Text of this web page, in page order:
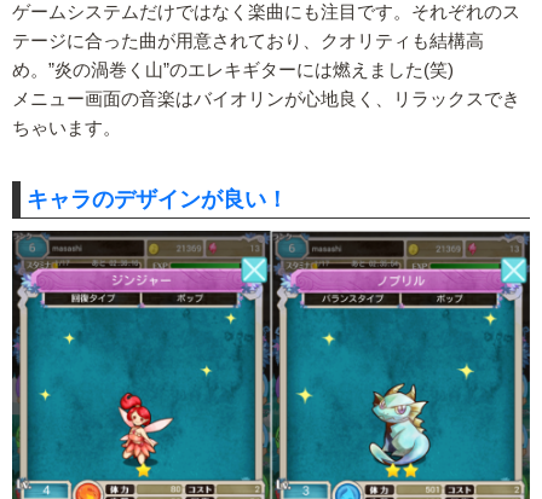
ゲームシステムだけではなく楽曲にも注目です。それぞれのス
テージに合った曲が用意されており、クオリティも結構高
め。”炎の渦巻く山”のエレキギターには燃えました(笑)
メニュー画面の音楽はバイオリンが心地良く、リラックスでき
ちゃいます。
キャラのデザインが良い！